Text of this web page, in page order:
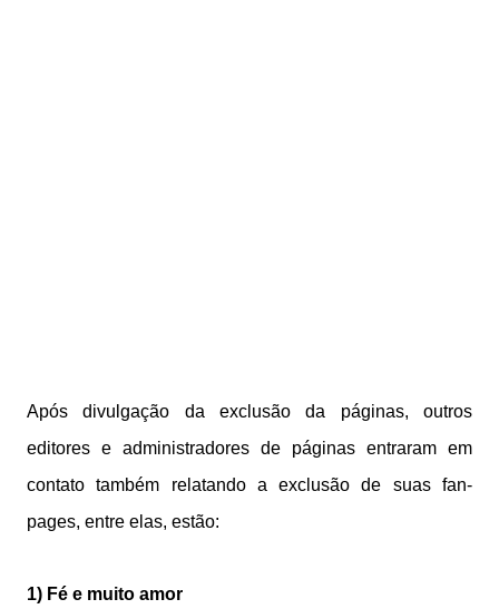
Após divulgação da exclusão da páginas, outros
editores e administradores de páginas entraram em
contato também relatando a exclusão de suas fan-
pages, entre elas, estão:
1) Fé e muito amor